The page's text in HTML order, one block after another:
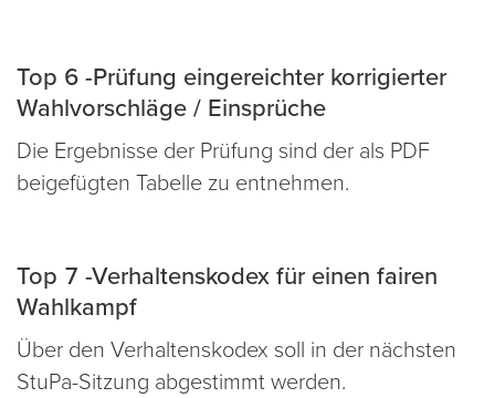
Top 6 -Prüfung eingereichter korrigierter
Wahlvorschläge / Einsprüche
Die Ergebnisse der Prüfung sind der als PDF
beigefügten Tabelle zu entnehmen.
Top 7 -Verhaltenskodex für einen fairen
Wahlkampf
Über den Verhaltenskodex soll in der nächsten
StuPa-Sitzung abgestimmt werden.